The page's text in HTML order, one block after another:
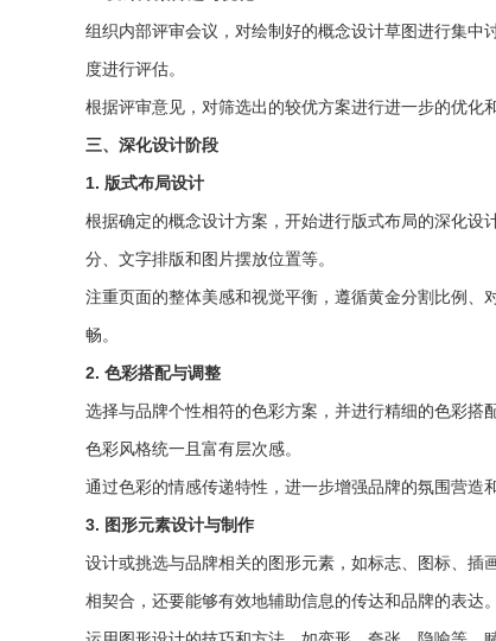
组织内部评审会议，对绘制好的概念设计草图进行集
度进行评估。
根据评审意见，对筛选出的较优方案进行进一步的优化
三、深化设计阶段
1. 版式布局设计
根据确定的概念设计方案，开始进行版式布局的深化
分、文字排版和图片摆放位置等。
注重页面的整体美感和视觉平衡，遵循黄金分割比例
畅。
2. 色彩搭配与调整
选择与品牌个性相符的色彩方案，并进行精细的色彩
色彩风格统一且富有层次感。
通过色彩的情感传递特性，进一步增强品牌的氛围营造
3. 图形元素设计与制作
设计或挑选与品牌相关的图形元素，如标志、图标、
相契合，还要能够有效地辅助信息的传达和品牌的表达。